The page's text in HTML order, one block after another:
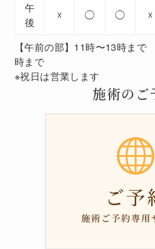
午
後
☓ ◯ ◯ ☓
【午前の部】11時〜13時まで
時まで
※祝日は営業します
施術のご